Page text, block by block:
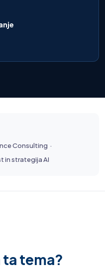
Consulting ·
in strategija AI
ta tema?